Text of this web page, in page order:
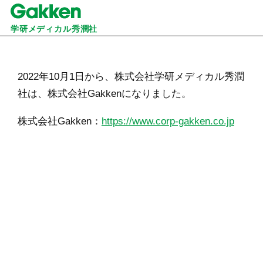
学研メディカル秀潤社
2022年10月1日から、株式会社学研メディカル秀潤
社は、株式会社Gakkenになりました。
株式会社Gakken： https://www.corp-gakken.co.jp